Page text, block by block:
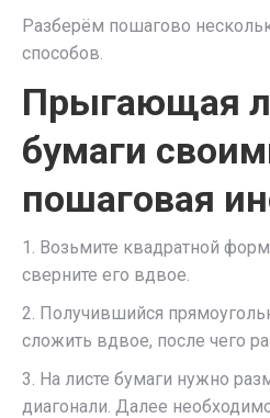
Разберём пошагово
способов.
Прыгающая
бумаги
пошаговая
1. Возьмите квадратной
сверните его вдвое.
2. Получившийся
сложить вдвое, после чего
3. На листе бумаги нужно
диагонали. Далее